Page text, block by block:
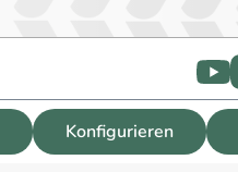
Konfigurieren